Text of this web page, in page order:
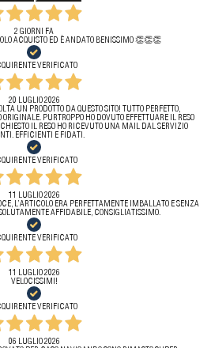
2 GIORNI FA
ACQUISTO ED È ANDATO BENISSIMO 👏👏👏
VERIFICATO
20 LUGLIO 2026
UN PRODOTTO DA QUESTO SITO! TUTTO PERFETTO,
PURTROPPO HO DOVUTO EFFETTUARE IL RESO
IL RESO HO RICEVUTO UNA MAIL DAL SERVIZIO
EFFICIENTI E FIDATI.
VERIFICATO
11 LUGLIO 2026
L’ARTICOLO ERA PERFETTAMENTE IMBALLATO E SENZA
AFFIDABILE, CONSIGLIATISSIMO.
VERIFICATO
11 LUGLIO 2026
VELOCISSIMI!
VERIFICATO
06 LUGLIO 2026